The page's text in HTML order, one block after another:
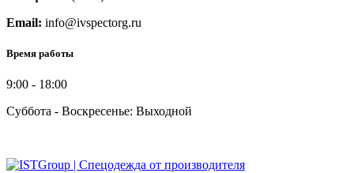
Email: info@ivspectorg.ru
Время работы
9:00 - 18:00
Суббота - Воскресенье: Выходной